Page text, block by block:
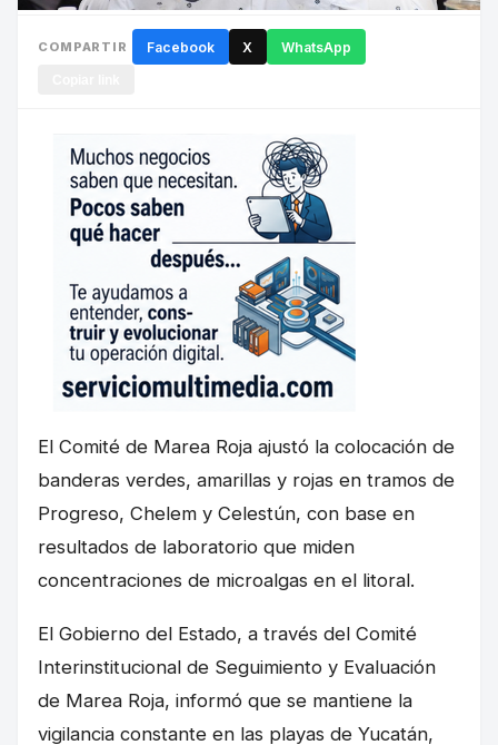
COMPARTIR Facebook X WhatsApp
El Comité de Marea Roja ajustó la colocación de
banderas verdes, amarillas y rojas en tramos de
Progreso, Chelem y Celestún, con base en
resultados de laboratorio que miden
concentraciones de microalgas en el litoral.
El Gobierno del Estado, a través del Comité
Interinstitucional de Seguimiento y Evaluación
de Marea Roja, informó que se mantiene la
vigilancia constante en las playas de Yucatán,